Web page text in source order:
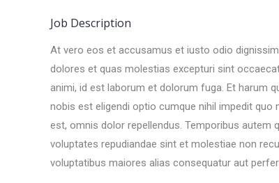
Job Description
At vero eos et accusamus et iusto odio
dolores et quas molestias excepturi sint
animi, id est laborum et dolorum fuga. Et harum
nobis est eligendi optio cumque nihil impedit
est, omnis dolor repellendus. Temporibus
voluptates repudiandae sint et molestiae non
voluptatibus maiores alias consequatur aut